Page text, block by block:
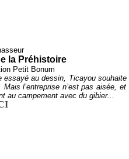
la Préhistoire
Petit Bonum
essayé au dessin, Ticayou souhaite
l’entreprise n’est pas aisée, et
au campement avec du gibier...